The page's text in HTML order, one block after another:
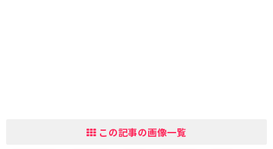
この記事の画像一覧